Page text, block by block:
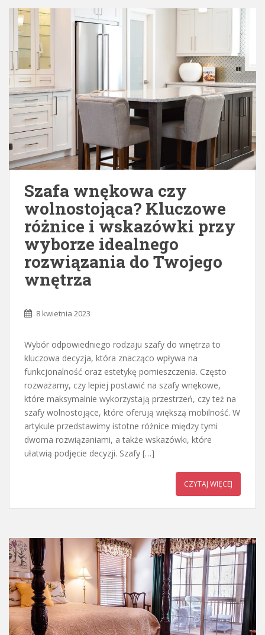
Szafa wnękowa czy
wolnostojąca? Kluczowe
różnice i wskazówki przy
wyborze idealnego
rozwiązania do Twojego
wnętrza
8 kwietnia 2023
Wybór odpowiedniego rodzaju szafy do wnętrza to
kluczowa decyzja, która znacząco wpływa na
funkcjonalność oraz estetykę pomieszczenia. Często
rozważamy, czy lepiej postawić na szafy wnękowe,
które maksymalnie wykorzystają przestrzeń, czy też na
szafy wolnostojące, które oferują większą mobilność. W
artykule przedstawimy istotne różnice między tymi
dwoma rozwiązaniami, a także wskazówki, które
ułatwią podjęcie decyzji. Szafy […]
CZYTAJ WIĘCEJ